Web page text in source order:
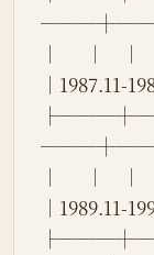
│      │    │
│1987.11-
│      │    │
│1989.11-